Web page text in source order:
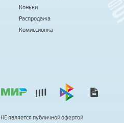
Коньки
Распродажа
Комиссионка
НЕявляется публичной офертой